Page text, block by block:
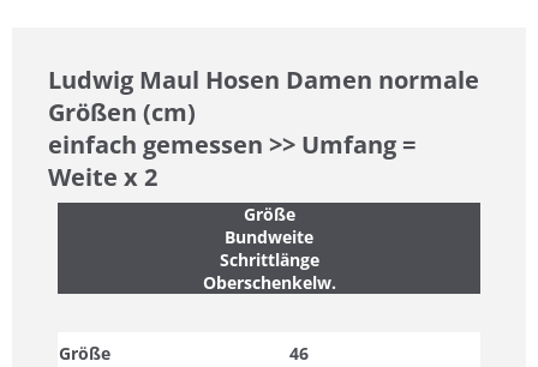
Ludwig Maul Hosen Damen normale
Größen (cm)
einfach gemessen >> Umfang =
Weite x 2
Größe
Bundweite
Schrittlänge
Oberschenkelw.
46